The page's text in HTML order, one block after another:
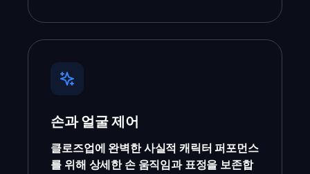
손과 얼굴 제어
클로즈업에 완벽한 사실적 캐릭터 퍼포먼스
를 위해 상세한 손 움직임과 표정을 보존합